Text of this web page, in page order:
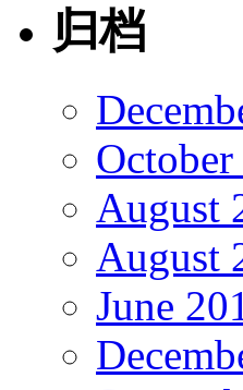
归档
August
August
June